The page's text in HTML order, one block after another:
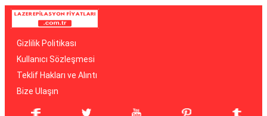
Gizlilik Politikası
Kullanıcı Sözleşmesi
Teklif Hakları ve Alıntı
Bize Ulaşın